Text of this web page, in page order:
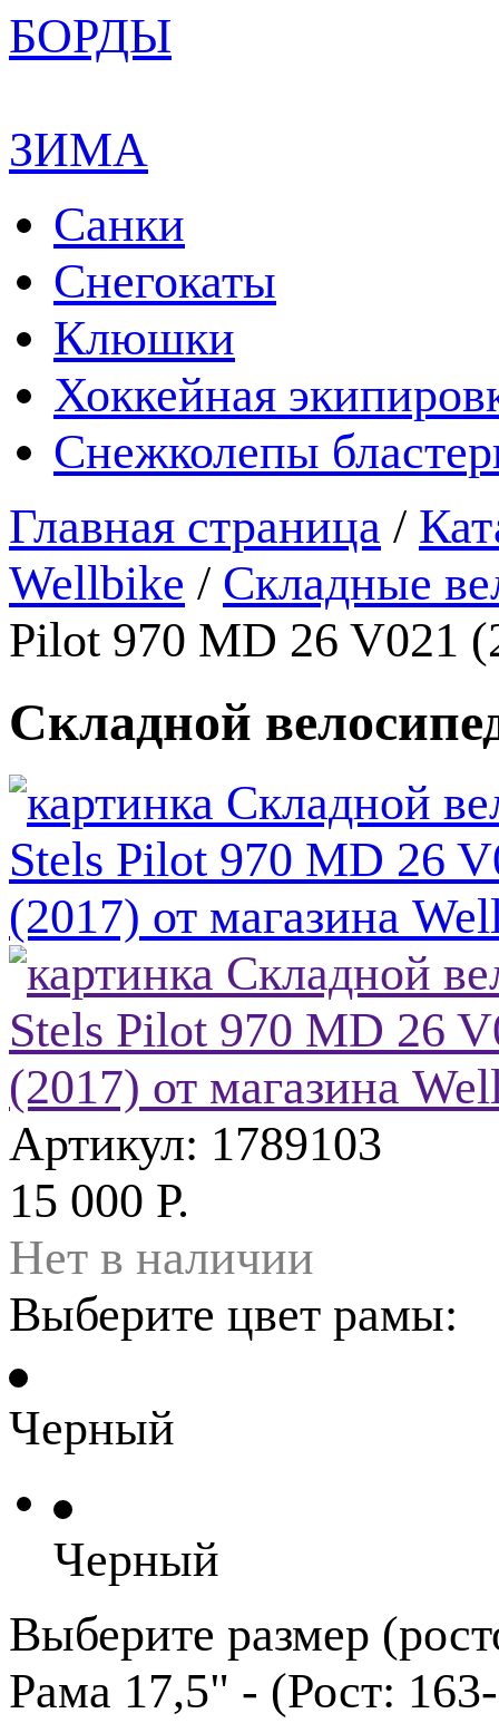
БОРДЫ
ЗИМА
Санки
Снегокаты
Клюшки
Хоккейная
Снежколепы
Главная страница /
Wellbike / Складные
Pilot 970 MD 26 V021
Складной
Артикул: 1789103
15 000 Р.
Нет в наличии
Выберите цвет рамы:
Черный
Черный
Выберите размер
Рама 17,5" - (Рост: